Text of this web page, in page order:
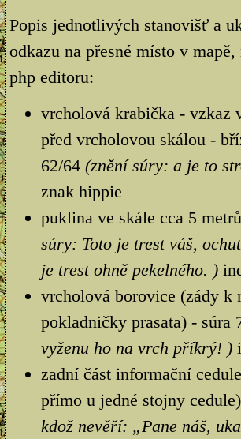
Popis jednotlivých stanovišť a
odkazu na přesné místo v
php editoru:
vrcholová krabička - vzkaz
před vrcholovou skálou -
62/64 (znění súry: a je to
znak hippie
puklina ve skále cca 5
súry: Toto je trest váš,
je trest ohně pekelného. )
vrcholová borovice (zády k
pokladničky prasata) - súra
vyženu ho na vrch příkrý! )
zadní část informační
přímo u jedné stojny
kdož nevěří: „Pane náš,